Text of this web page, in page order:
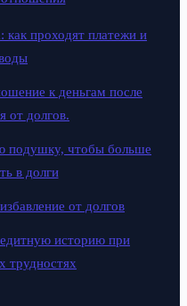
как проходят платежи и
к деньгам после
от долгов.
подушку, чтобы больше
в долги
от долгов
историю при
трудностях